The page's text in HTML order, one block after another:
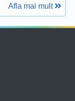
Afla mai mult